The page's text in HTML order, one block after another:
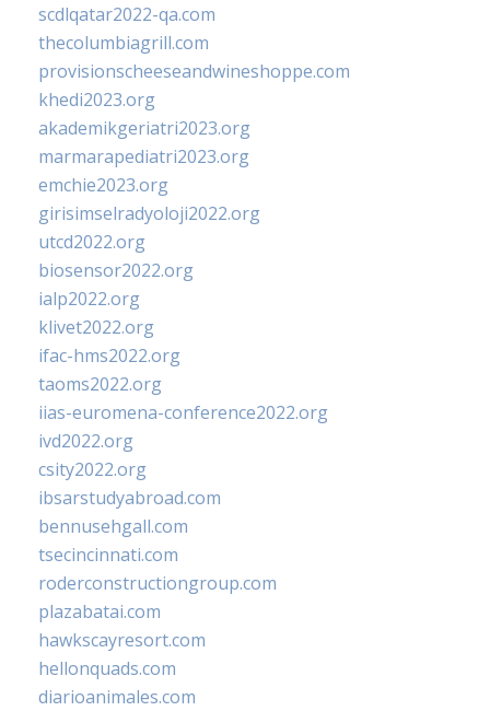
scdlqatar2022-qa.com
thecolumbiagrill.com
provisionscheeseandwineshoppe.com
khedi2023.org
akademikgeriatri2023.org
marmarapediatri2023.org
emchie2023.org
girisimselradyoloji2022.org
utcd2022.org
biosensor2022.org
ialp2022.org
klivet2022.org
ifac-hms2022.org
taoms2022.org
iias-euromena-conference2022.org
ivd2022.org
csity2022.org
ibsarstudyabroad.com
bennusehgall.com
tsecincinnati.com
roderconstructiongroup.com
plazabatai.com
hawkscayresort.com
hellonquads.com
diarioanimales.com